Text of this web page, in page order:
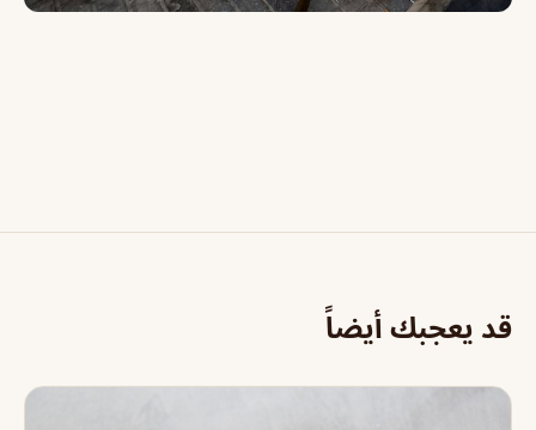
قد يعجبك أيضاً